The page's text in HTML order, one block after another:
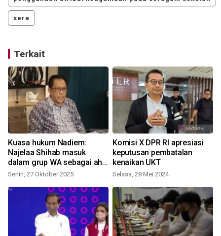
sera
Terkait
Kuasa hukum Nadiem:
Najelaa Shihab masuk
dalam grup WA sebagai ahli
pendidikan
Senin, 27 Oktober 2025
Komisi X DPR RI apresiasi
keputusan pembatalan
kenaikan UKT
Selasa, 28 Mei 2024